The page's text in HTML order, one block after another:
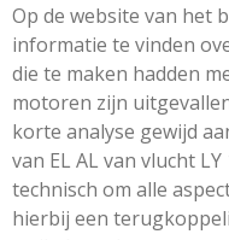
Op de website van het
informatie te vinden
die te maken hadden
motoren zijn
korte analyse gewijd
van EL AL van vlucht
technisch om alle
hierbij een